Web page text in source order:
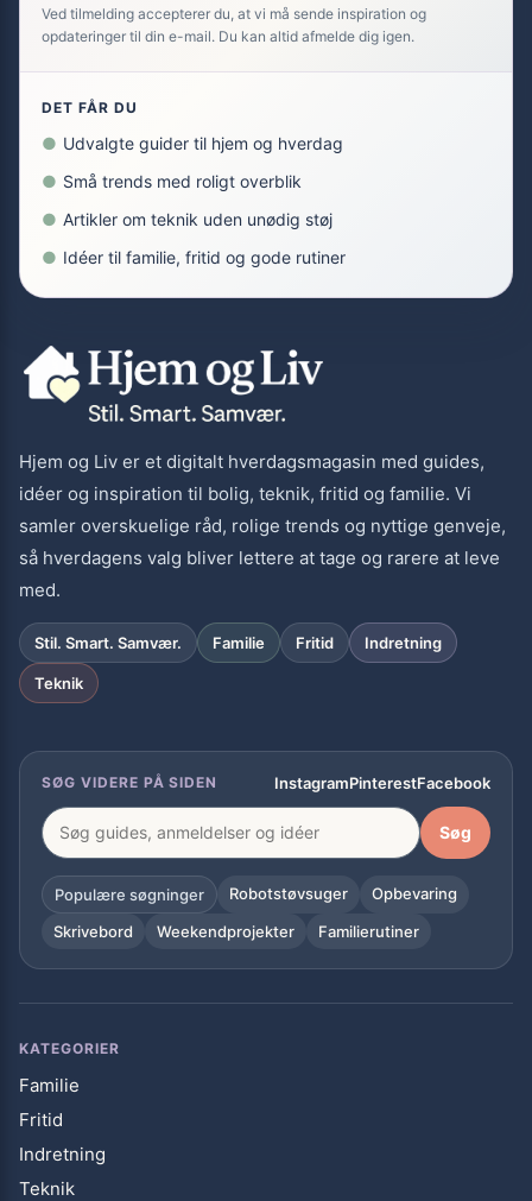
Ved tilmelding accepterer du, at vi må sende inspiration og
opdateringer til din e-mail. Du kan altid afmelde dig igen.
DET FÅR DU
● Udvalgte guider til hjem og hverdag
● Små trends med roligt overblik
● Artikler om teknik uden unødig støj
● Idéer til familie, fritid og gode rutiner
Hjem og Liv er et digitalt hverdagsmagasin med guides,
idéer og inspiration til bolig, teknik, fritid og familie. Vi
samler overskuelige råd, rolige trends og nyttige genveje,
så hverdagens valg bliver lettere at tage og rarere at leve
med.
Stil. Smart. Samvær. Familie Fritid Indretning
Teknik
SØG VIDERE PÅ SIDEN InstagramPinterestFacebook
Søg
Populære søgninger Robotstøvsuger
Opbevaring
Skrivebord
Weekendprojekter Familierutiner
KATEGORIER
Familie
Fritid
Indretning
Teknik